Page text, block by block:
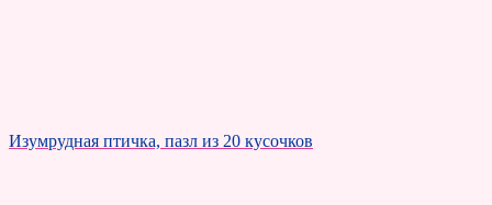
Изумрудная птичка, пазл из 20 кусочков